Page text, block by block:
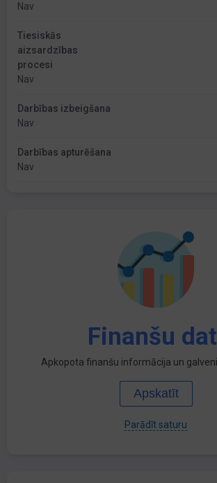
Nav
Tiesiskās
aizsardzības
procesi
Nav
Darbības izbeigšana
Nav
Darbības apturēšana
Nav
Finanšu
Apkopota finanšu informācija un
Apskatīt
Parādīt saturu